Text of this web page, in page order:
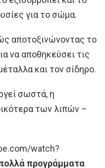
για το σώμα.
αποτοξινώνοντας το
να αποθηκεύσει τις
και τον σίδηρο.
σωστά, η
των λιπών –
watch?
προγράμματα